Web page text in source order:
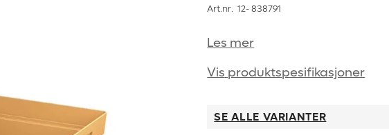
Art.nr. 12-838791
Les mer
Vis produktspesifikasjoner
SE ALLE VARIANTER